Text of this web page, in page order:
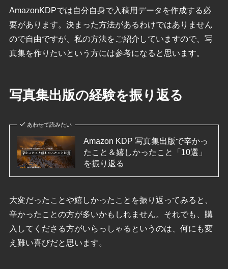
AmazonKDPでは自分自身で入稿用データを作成する必
要があります。決まった方法があるわけではありません
ので自由ですが、私の方法をご紹介していますので、写
真集を作りたいという方には参考になると思います。
写真集出版の経験を振り返る
あわせて読みたい
Amazon KDP 写真集出版で辛かっ
たこと＆嬉しかったこと「10選」
を振り返る
大変だったことや嬉しかったことを振り返ってみると、
辛かったことの方が多いかもしれません。それでも、購
入してくださる方がいらっしゃるというのは、何にも変
え難い喜びだと思います。